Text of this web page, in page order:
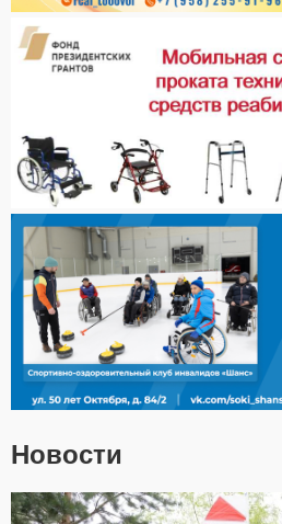
Новости